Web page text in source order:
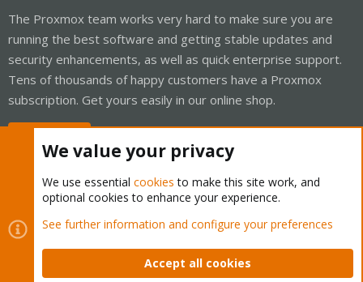
The Proxmox team works very hard to make sure you are
running the best software and getting stable updates and
security enhancements, as well as quick enterprise support.
Tens of thousands of happy customers have a Proxmox
subscription. Get yours easily in our online shop.
Cookies
Proxmox Support Forum - Light Mode
Contact us
Terms and rules Privacy policy Help Home
We value your privacy
We use essential cookies to make this site work, and
optional cookies to enhance your experience.
See further information and configure your preferences
Accept all cookies